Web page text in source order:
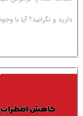
دارید و نگرانید؟ آیا با
می‌شوند؟ اگر جواب‌تان